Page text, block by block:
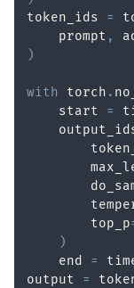
token_ids =
    prompt
,
)
with torch .
    start
=
        top_p
)
    end
=
output =